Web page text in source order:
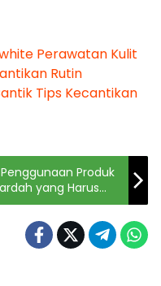
Perawatan Kulit
Rutin
Tips Kecantikan
Produk
yang Harus